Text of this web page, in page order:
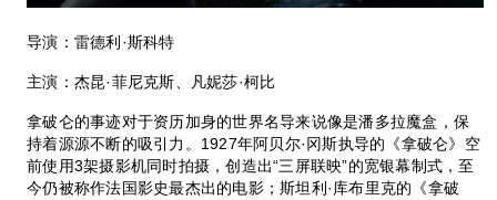
导演：雷德利·斯科特
主演：杰昆·菲尼克斯、凡妮莎·柯比
拿破仑的事迹对于资历加身的世界名导来说像是潘多拉魔盒，保
持着源源不断的吸引力。1927年阿贝尔·冈斯执导的《拿破仑》空
前使用3架摄影机同时拍摄，创造出“三屏联映”的宽银幕制式，至
今仍被称作法国影史最杰出的电影；斯坦利·库布里克的《拿破